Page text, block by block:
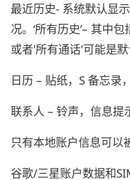
最近历史- 系统默认显
况。‘所有历史’– 其中
或者'所有通话'可能是默
日历 – 贴纸，S 备忘录
联系人 – 铃声，信息提
只有本地账户信息可以
谷歌/三星账户数据和